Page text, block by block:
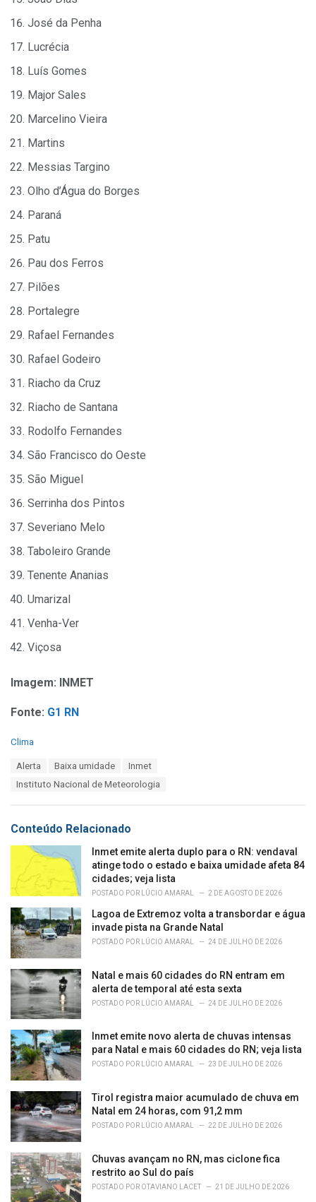
José da Penha
Lucrécia
Luís Gomes
Major Sales
Marcelino Vieira
Martins
Messias Targino
Olho d’Água do Borges
Paraná
Patu
Pau dos Ferros
Pilões
Portalegre
Rafael Fernandes
Rafael Godeiro
Riacho da Cruz
Riacho de Santana
Rodolfo Fernandes
São Francisco do Oeste
São Miguel
Serrinha dos Pintos
Severiano Melo
Taboleiro Grande
Tenente Ananias
Umarizal
Venha-Ver
Viçosa
Imagem: INMET
Fonte: G1 RN
C
i
e
Clima
Alerta Baixa umidade
Inmet
Instituto Nacional de Meteorologia
Conteúdo Relacionado
Inmet emite alerta duplo para o RN: vendaval
atinge todo o estado e baixa umidade afeta 84
cidades; veja lista
POSTADO POR LÚCIO AMARAL 2 DE AGOSTO DE 2026
Lagoa de Extremoz volta a transbordar e água
invade pista na Grande Natal
POSTADO POR LÚCIO AMARAL 24 DE JULHO DE 2026
Natal e mais 60 cidades do RN entram em
alerta de temporal até esta sexta
POSTADO POR LÚCIO AMARAL 24 DE JULHO DE 2026
Inmet emite novo alerta de chuvas intensas
para Natal e mais 60 cidades do RN; veja lista
POSTADO POR LÚCIO AMARAL 23 DE JULHO DE 2026
Tirol registra maior acumulado de chuva em
Natal em 24 horas, com 91,2 mm
POSTADO POR LÚCIO AMARAL 22 DE JULHO DE 2026
Chuvas avançam no RN, mas ciclone fica
restrito ao Sul do país
POSTADO POR OTAVIANO LACET 21 DE JULHO DE 2026